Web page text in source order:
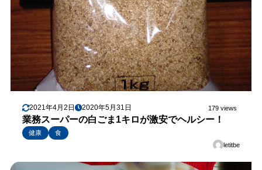
2021年4月2日 2020年5月31日 179 views
業務スーパーの白ごま1キロが激安でヘルシー！
健康
食
letitbe